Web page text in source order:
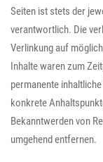
Seiten ist stets der
verantwortlich. Die
Verlinkung auf
Inhalte waren zum
permanente
konkrete
Bekanntwerden von
umgehend entfernen.